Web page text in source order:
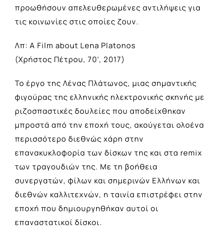
προωθήσουν απελευθερωμένες αντιλήψεις για
τις κοινωνίες στις οποίες ζουν.
Λπ: A Film about Lena Platonos
(Χρήστος Πέτρου, 70’, 2017)
Το έργο της Λένας Πλάτωνος, μιας σημαντικής
φιγούρας της ελληνικής ηλεκτρονικής σκηνής με
ριζοσπαστικές δουλείες που αποδείχθηκαν
μπροστά από την εποχή τους, ακούγεται ολοένα
περισσότερο διεθνώς χάρη στην
επανακυκλοφορία των δίσκων της και στα remix
των τραγουδιών της. Με τη βοήθεια
συνεργατών, φίλων και σημερινών Ελλήνων και
διεθνών καλλιτεχνών, η ταινία επιστρέφει στην
εποχή που δημιουργηθήκαν αυτοί οι
επαναστατικοί δίσκοι.